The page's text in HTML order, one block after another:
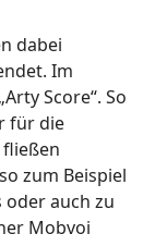
dabei
Im
Score“. So
für die
zum Beispiel
auch zu
Mobvoi